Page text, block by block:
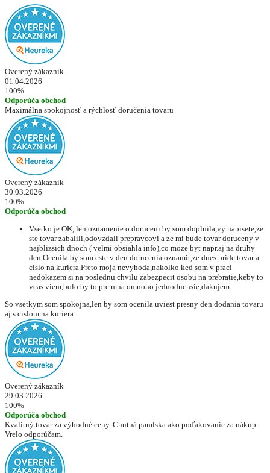
Overený zákazník
01.04.2026
100%
Odporúča obchod
Maximálna spokojnosť a rýchlosť doručenia tovaru
Overený zákazník
30.03.2026
100%
Odporúča obchod
Vsetko je OK, len oznamenie o doruceni by som doplnila,vy napisete,ze
ste tovar zabalili,odovzdali prepravcovi a ze mi bude tovar doruceny v
najblizsich dnoch ( velmi obsiahla info),co moze byt napr.aj na druhy
den.Ocenila by som este v den dorucenia oznamit,ze dnes pride tovar a
cislo na kuriera.Preto moja nevyhoda,nakolko ked som v praci
nedokazem si na poslednu chvilu zabezpecit osobu na prebratie,keby to
vcas viem,bolo by to pre mna omnoho jednoduchsie,dakujem
So vsetkym som spokojna,len by som ocenila uviest presny den dodania tovaru
aj s cislom na kuriera
Overený zákazník
29.03.2026
100%
Odporúča obchod
Kvalitný tovar za výhodné ceny. Chutná pamlska ako poďakovanie za nákup.
Vrelo odporúčam.